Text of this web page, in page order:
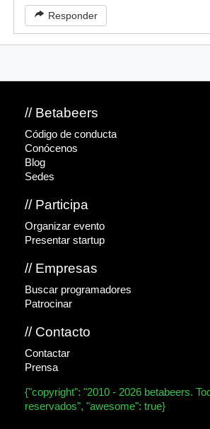
Responder
// Betabeers
Código de conducta
Conócenos
Blog
Sedes
// Participa
Organizar evento
Presentar startup
// Empresas
Buscar programadores
Patrocinar
// Contacto
Contactar
Prensa
{"copyright": "2010 - 2026 betabeers.
reservados", "awesome": true}